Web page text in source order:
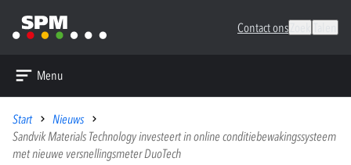
Contact ons
Menu
Start
Nieuws
Sandvik Materials Technology investeert in online conditiebewakingssysteem
met nieuwe versnellingsmeter DuoTech